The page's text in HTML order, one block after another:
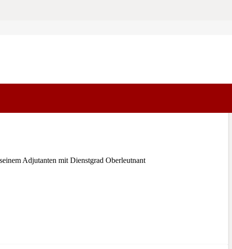
Adjutanten mit Dienstgrad Oberleutnant